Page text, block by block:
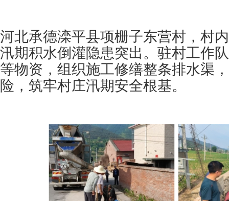
河北承德滦平县项栅子东营村，村
汛期积水倒灌隐患突出。驻村工作
等物资，组织施工修缮整条排水渠
险，筑牢村庄汛期安全根基。